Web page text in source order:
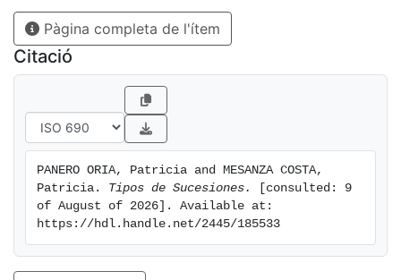
Pàgina completa de l'ítem
Citació
PANERO ORIA, Patricia and MESANZA COSTA,
Patricia. Tipos de Sucesiones.
[consulted: 9
of August of 2026]. Available at:
https://hdl.handle.net/2445/185533